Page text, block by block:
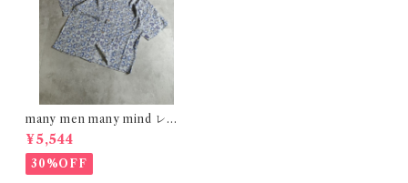
many men many mind レー
ヨン 総柄シャツ 花柄 サックス
ブルー M2615061
¥5,544
30%OFF